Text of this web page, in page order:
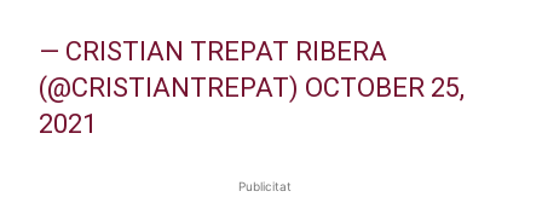
— CRISTIAN TREPAT RIBERA
(@CRISTIANTREPAT) OCTOBER 25,
2021
Publicitat